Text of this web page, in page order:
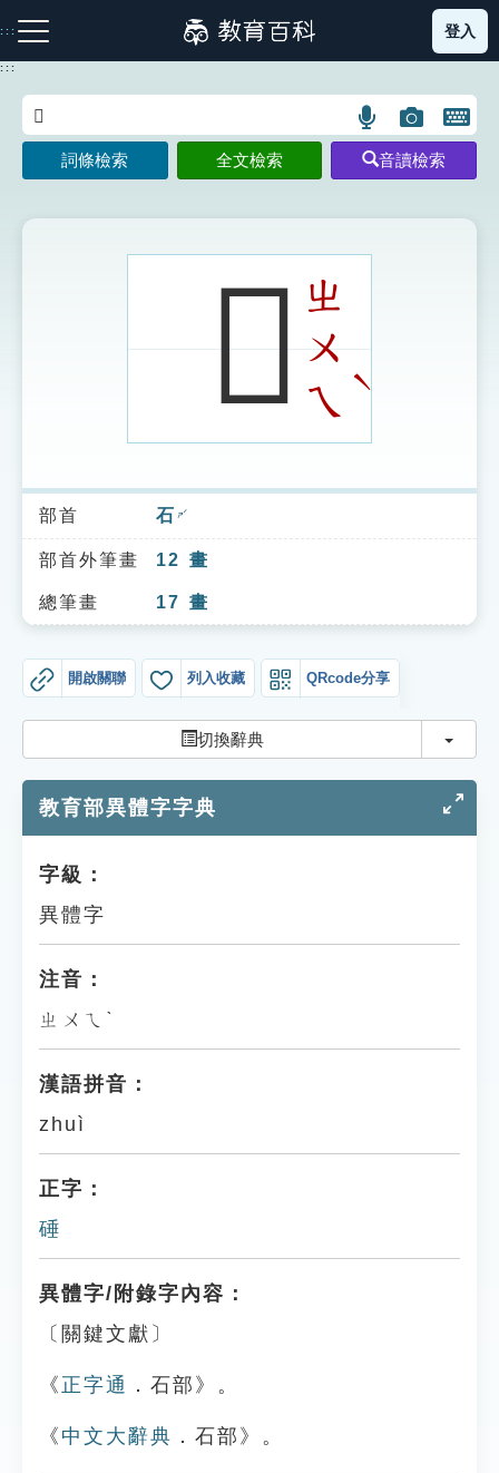
到
主
:::
注音索引圖示 筆畫索引圖示 部首索引表圖示
索引選單
知識索引
單字索引
貓頭鷹博士
登入
:::
語
言
搜
示
圖
片
搜
開
鍵
圖
詞條檢索 全文檢索 音讀檢索
𥖌ㄓ
ㄨ
ㄟ
ˋ
部首 石 ㄕˊ
部首外筆畫 12 畫
總筆畫 17 畫
開啟關聯 列入收藏 QRcode分享
切換辭典 切換
教育部異體字字典
字級：
異體字
注音：
ㄓㄨㄟˋ
漢語拼音：
zhuì
正字：
硾
異體字/附錄字內容：
〔關鍵文獻〕
《 正字通 ．石部》。
《 中文大辭典 ．石部》。